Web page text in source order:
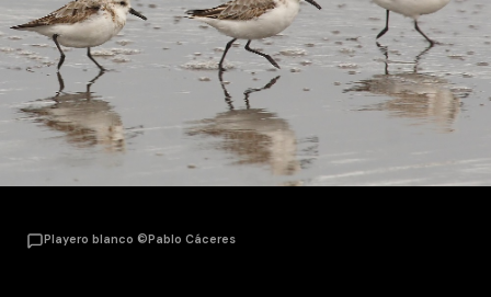
Playero blanco ©Pablo Cáceres